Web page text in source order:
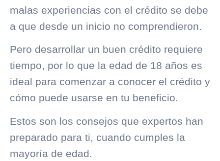
malas experiencias con el crédito se debe
a que desde un inicio no comprendieron.
Pero desarrollar un buen crédito requiere
tiempo, por lo que la edad de 18 años es
ideal para comenzar a conocer el crédito y
cómo puede usarse en tu beneficio.
Estos son los consejos que expertos han
preparado para ti, cuando cumples la
mayoría de edad.